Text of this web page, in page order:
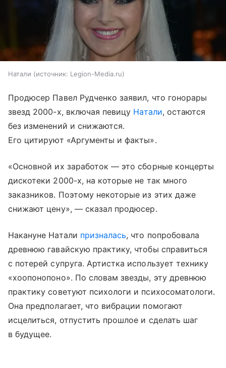
Натали источник: Legion-Media.ru
Продюсер Павел Рудченко заявил, что гонорары
звезд 2000-х, включая певицу Натали, остаются
без изменений и снижаются.
Его цитируют «Аргументы и факты».
«Основной их заработок — это сборные концерты
дискотеки 2000-х, на которые не так много
заказников. Поэтому некоторые из этих даже
снижают цену», — сказал продюсер.
Накануне Натали призналась, что попробовала
древнюю гавайскую практику, чтобы справиться
с потерей супруга. Артистка использует технику
«хоопонопоно». По словам звезды, эту древнюю
практику советуют психологи и психосоматологи.
Она предполагает, что вибрации помогают
исцелиться, отпустить прошлое и сделать шаг
в будущее.